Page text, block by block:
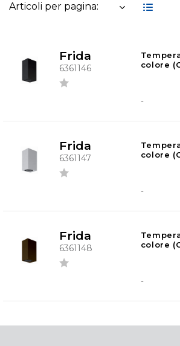
Articoli per pagina:
Frida
6361146
colore
-
Frida
6361147
colore
-
Frida
6361148
colore
-